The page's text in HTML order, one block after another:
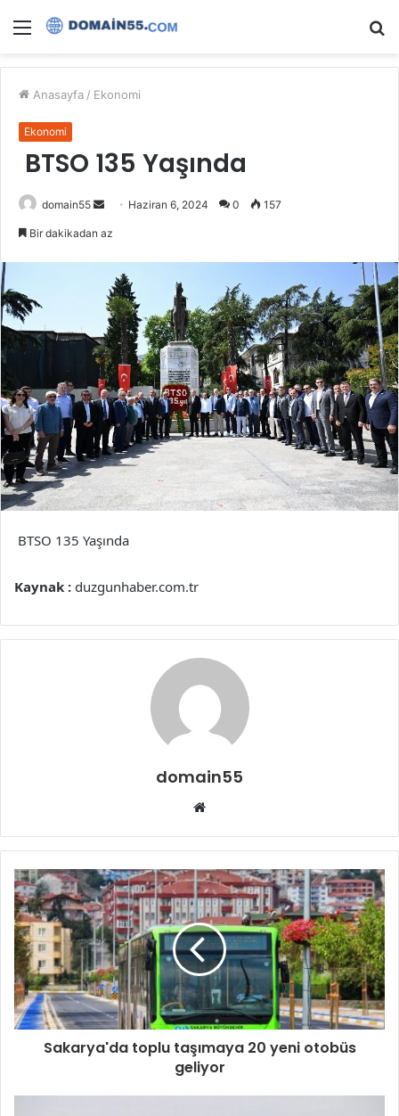
Menü
Anasayfa / Ekonomi
Ekonomi
BTSO 135 Yaşında
domain55
Bir
Haziran 6, 2024 0 157
Bir dakikadan az
BTSO 135 Yaşında
Kaynak : duzgunhaber.com.tr
domain55
Web
Sakarya'da toplu taşımaya 20 yeni otobüs
geliyor